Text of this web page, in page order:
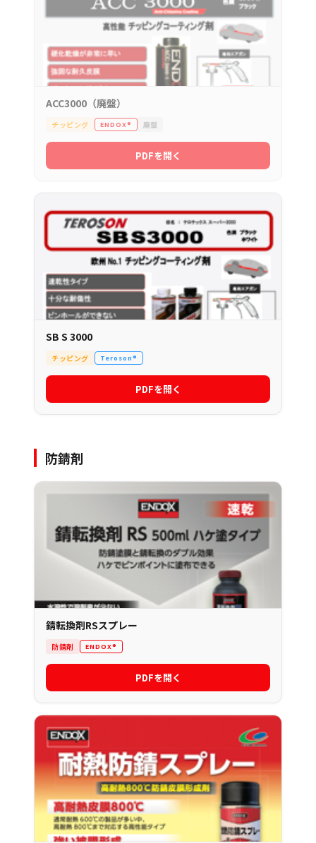
ACC3000（廃盤）
チッピング ENDOX® 廃盤
PDFを開く
SB S 3000
チッピング Teroson®
PDFを開く
防錆剤
錆転換剤RSスプレー
防錆剤 ENDOX®
PDFを開く